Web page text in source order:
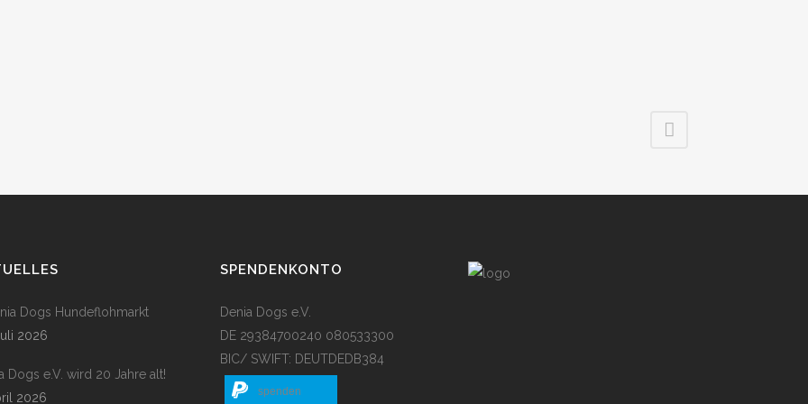
Dogs Hundeflohmarkt
2026
Dogs e.V. wird 20 Jahre alt!
2026
SPENDENKONTO
Denia Dogs e.V.
DE 29384700240 080533300
BIC/ SWIFT: DEUTDEDB384
spenden